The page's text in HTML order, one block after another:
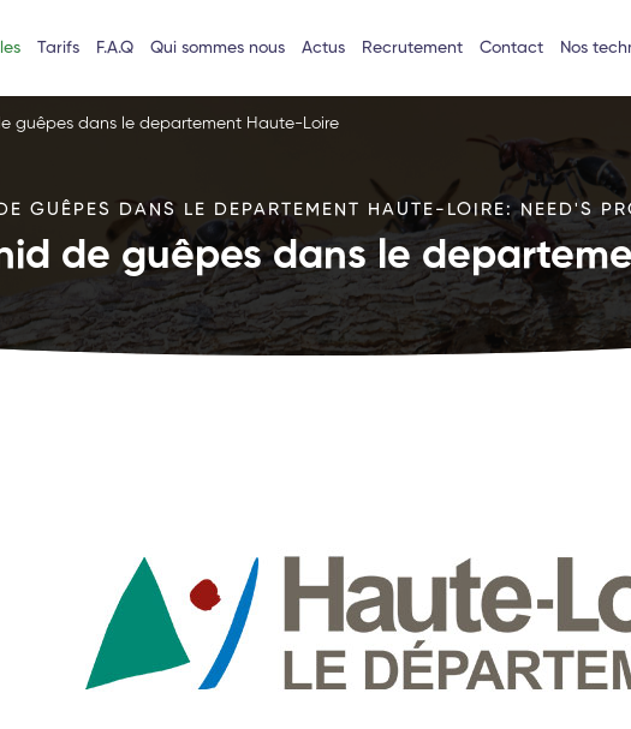
Tarifs F.A.Q Qui sommes nous Actus Recrutement Contact Nos
guêpes dans le departement Haute-Loire
GUÊPES DANS LE DEPARTEMENT HAUTE-LOIRE: NEED'S
de guêpes dans le